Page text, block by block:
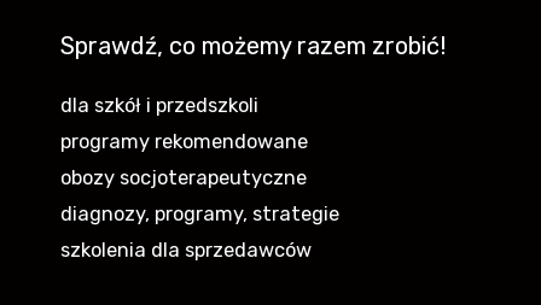
Sprawdź, co możemy razem zrobić!
dla szkół i przedszkoli
programy rekomendowane
obozy socjoterapeutyczne
diagnozy, programy, strategie
szkolenia dla sprzedawców